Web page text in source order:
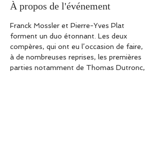
À propos de l'événement
Franck Mossler et Pierre-Yves Plat
forment un duo étonnant. Les deux
compères, qui ont eu l’occasion de faire,
à de nombreuses reprises, les premières
parties notamment de Thomas Dutronc,